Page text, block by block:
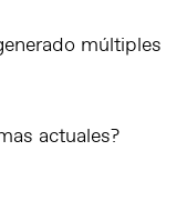
múltiples
actuales?